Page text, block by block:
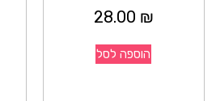
28.00 ₪
הוספה לסל